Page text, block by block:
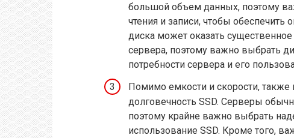
большой объем данных, поэтому
чтения и записи, чтобы обеспечить
диска может оказать
сервера, поэтому важно выбрать
потребности сервера и его
Помимо емкости и скорости,
долговечность SSD. Серверы
поэтому крайне важно выбрать
использование SSD. Кроме того,